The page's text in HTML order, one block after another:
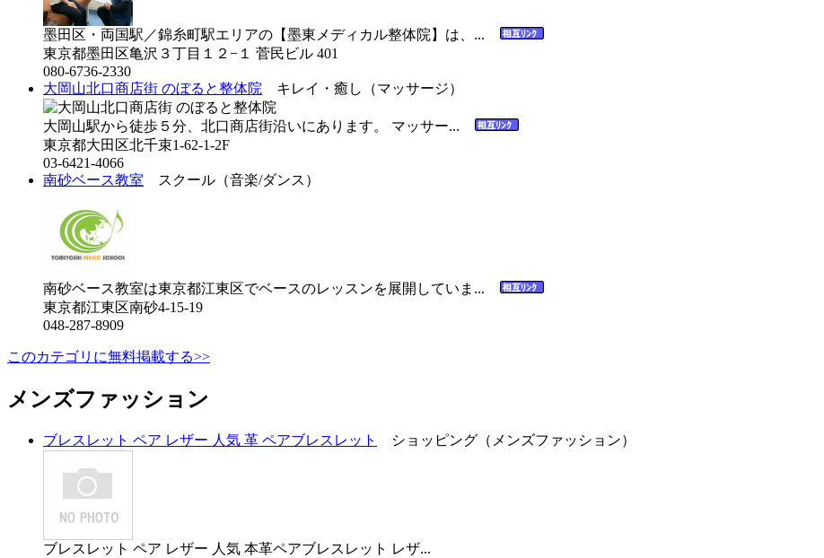
墨田区・両国駅／錦糸町駅エリアの【墨東メディカル整体院】は、...
東京都墨田区亀沢３丁目１２−１ 菅民ビル 401
080-6736-2330
大岡山北口商店街 のぼると整体院 キレイ・癒し（マッサージ）
大岡山駅から徒歩５分、北口商店街沿いにあります。 マッサー...
東京都大田区北千束1-62-1-2F
03-6421-4066
南砂ベース教室 スクール（音楽/ダンス）
南砂ベース教室は東京都江東区でベースのレッスンを展開していま...
東京都江東区南砂4-15-19
048-287-8909
このカテゴリに無料掲載する>>
メンズファッション
ブレスレット ペア レザー 人気 革 ペアブレスレット ショッピング（メンズファッション）
ブレスレット ペア レザー 人気 本革ペアブレスレット レザ...